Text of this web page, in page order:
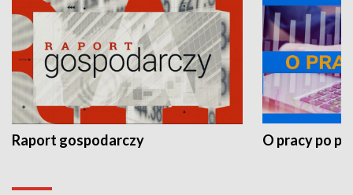
Raport gospodarczy O pracy po